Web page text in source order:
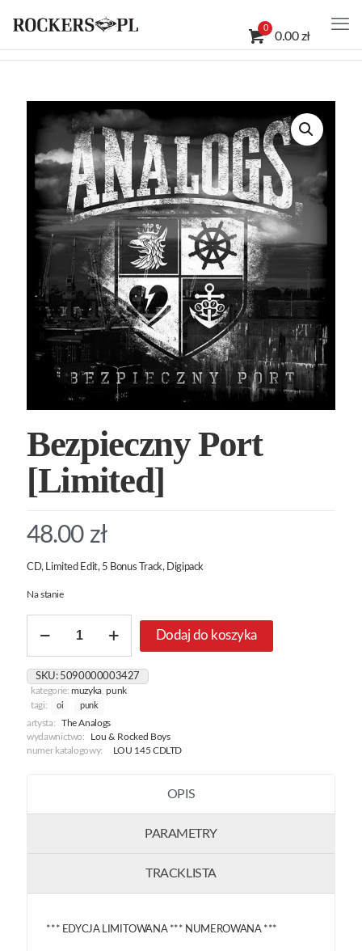
0
0.00 zł
Bezpieczny Port
[Limited]
48.00 zł
CD, Limited Edit, 5 Bonus Track, Digipack
Na stanie
Bezpieczny
[Limited]
Dodaj do koszyka
SKU: 5090000003427
kategorie:muzyka,punk
tagi:
oi punk
artysta:
The Analogs
wydawnictwo:
Lou & Rocked Boys
numer katalogowy:
LOU 145 CDLTD
OPIS
PARAMETRY
TRACKLISTA
*** EDYCJA LIMITOWANA *** NUMEROWANA ***